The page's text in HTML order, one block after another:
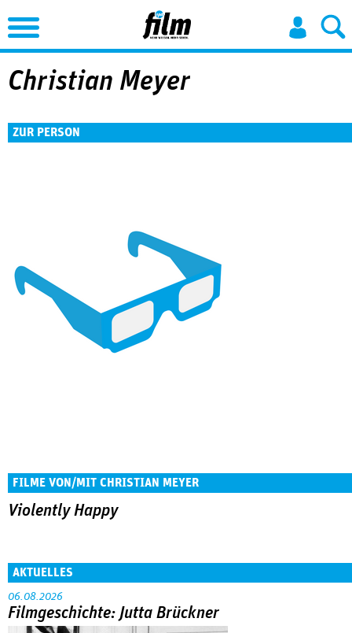
Jump to Navigation
Christian Meyer
ZUR PERSON
FILME VON/MIT CHRISTIAN MEYER
Violently Happy
AKTUELLES
06.08.2026
Filmgeschichte: Jutta Brückner